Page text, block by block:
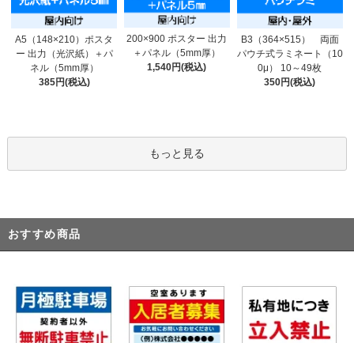
A5（148×210）ポスタ
ー 出力（光沢紙）＋パ
ネル（5mm厚）
385円(税込)
200×900 ポスター 出力
＋パネル（5mm厚）
1,540円(税込)
B3（364×515） 両面
パウチ式ラミネート（10
0μ） 10～49枚
350円(税込)
もっと見る
おすすめ商品